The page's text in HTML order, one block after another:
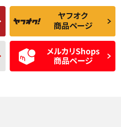
C
られるが、使用に問
題のない中古品
D
残り溝も少なく、偏
磨耗がみられ、短期
間使用できるくらい
の中古品